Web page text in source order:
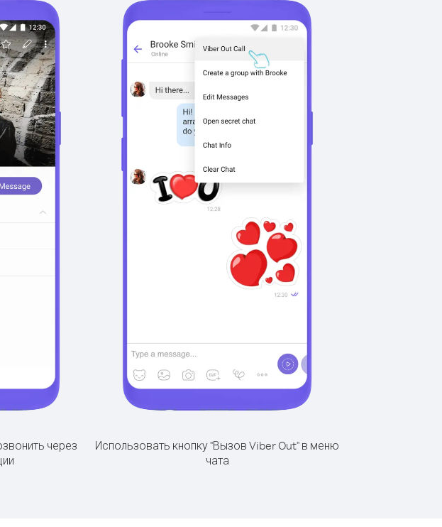
через
Использовать кнопку "Вызов Viber Out" в меню
чата